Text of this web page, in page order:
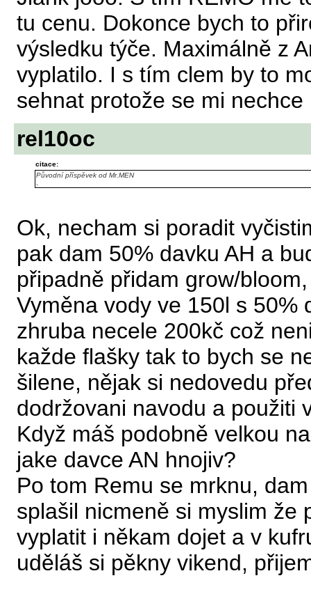
tu cenu. Dokonce bych to
výsledku týče. Maximálně z
vyplatilo. I s tím clem by to
sehnat protože se mi
rel10oc
citace:
Původní příspěvek od Mr.MEN
Ok, necham si poradit
pak dam 50% davku AH a
připadně přidam grow/
Vyměna vody ve 150l s 50%
zhruba necele 200kč což
každe flašky tak to bych se
šilene, nějak si nedovedu
dodržovani navodu a použiti
Když máš podobně velkou
jake davce AN hnojiv?
Po tom Remu se mrknu,
splašil nicmeně si myslim že
vyplatit i někam dojet a v
uděláš si pěkny vikend,